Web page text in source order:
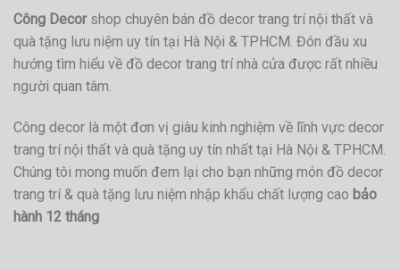
Công Decorshop chuyên bán đồ decor trang trí nội thất và
quà tặng lưu niệm uy tín tại Hà Nội & TPHCM. Đón đầu xu
hướng tìm hiểu về đồ decor trang trí nhà cửa được rất nhiều
người quan tâm.
Công decor là một đơn vị giàu kinh nghiệm về lĩnh vực decor
trang trí nội thất và quà tặng uy tín nhất tại Hà Nội & TPHCM.
Chúng tôi mong muốn đem lại cho bạn những món đồ decor
trang trí & quà tặng lưu niệm nhập khẩu chất lượng cao bảo
hành 12 tháng